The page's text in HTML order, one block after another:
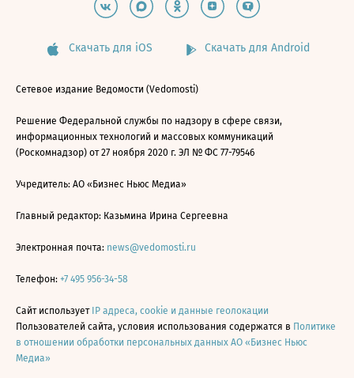
Скачать для iOS Скачать для Android
Сетевое издание Ведомости (Vedomosti)
Решение Федеральной службы по надзору в сфере связи,
информационных технологий и массовых коммуникаций
(Роскомнадзор) от 27 ноября 2020 г. ЭЛ № ФС 77-79546
Учредитель: АО «Бизнес Ньюс Медиа»
Главный редактор: Казьмина Ирина Сергеевна
Электронная почта: news@vedomosti.ru
Телефон: +7 495 956-34-58
Сайт использует IP адреса, cookie и данные геолокации
Пользователей сайта, условия использования содержатся в Политике
в отношении обработки персональных данных АО «Бизнес Ньюс
Медиа»